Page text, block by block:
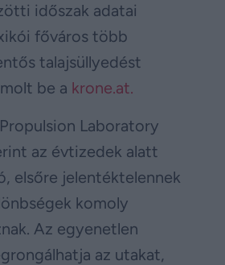
időszak adatai
főváros több
talajsüllyedést
be a krone.at.
Laboratory
az évtizedek alatt
elsőre jelentéktelennek
komoly
Az egyenetlen
az utakat,